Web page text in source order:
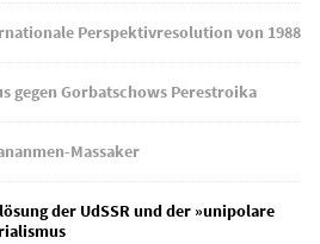
Perspektivresolution von 1988
gegen Gorbatschows Perestroika
Massaker
der UdSSR und der »unipolare